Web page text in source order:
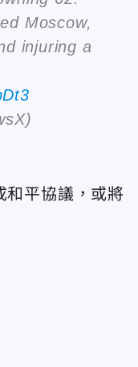
Moscow,
injuring a
和平協議，或將